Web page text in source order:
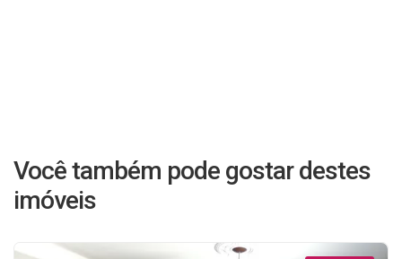
Você também pode gostar destes
imóveis